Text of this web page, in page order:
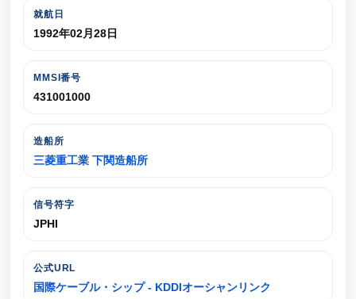
就航日
1992年02月28日
MMSI番号
431001000
造船所
三菱重工業 下関造船所
信号符字
JPHI
公式URL
国際ケーブル・シップ - KDDIオーシャンリンク